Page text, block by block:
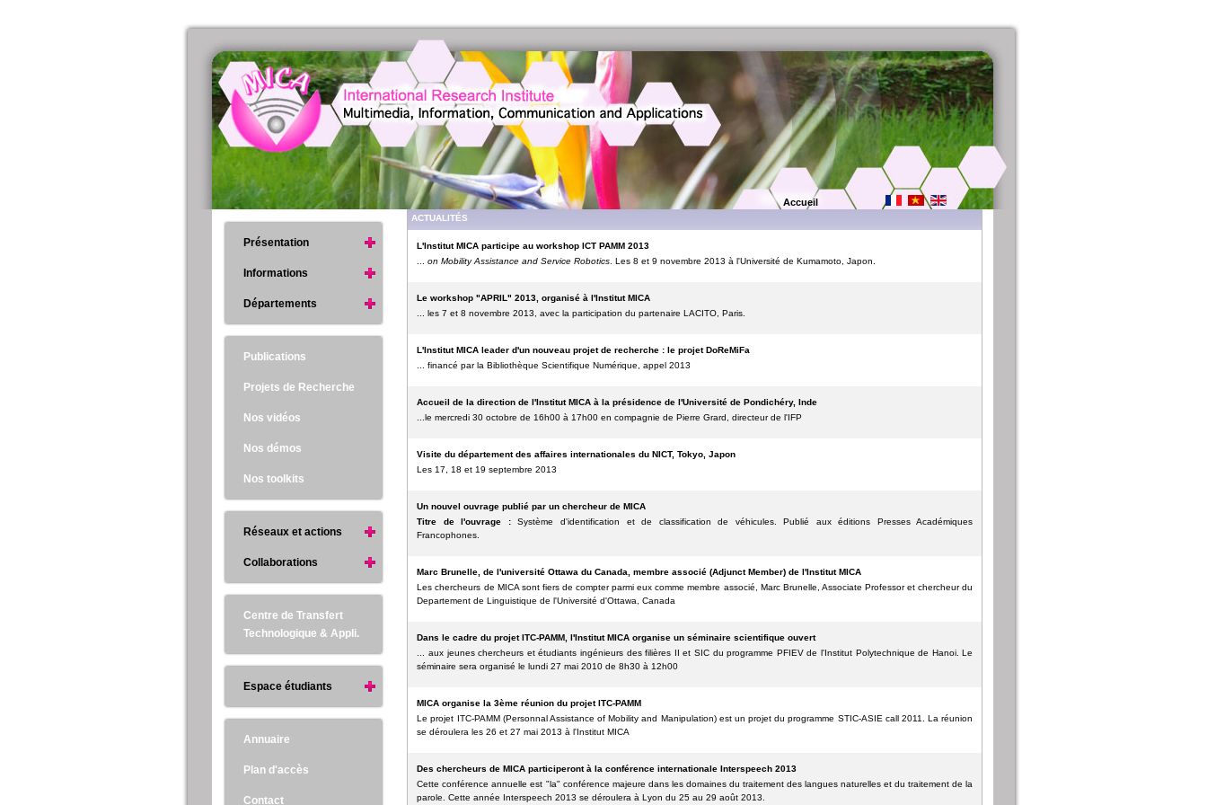
Accueil
ACTUALITÉS
L'Institut MICA participe au workshop ICT PAMM 2013
...on Mobility Assistance and Service Robotics . Les 8 et 9 novembre 2013 à l'Université de Kumamoto, Japon.
Le workshop "APRIL" 2013, organisé à l'Institut MICA
... les 7 et 8 novembre 2013, avec la participation du partenaire LACITO, Paris.
L'Institut MICA leader d'un nouveau projet de recherche : le projet DoReMiFa
... financé par la Bibliothèque Scientifique Numérique, appel 2013
Accueil de la direction de l'Institut MICA à la présidence de l'Université de Pondichéry, Inde
...le mercredi 30 octobre de 16h00 à 17h00 en compagnie de Pierre Grard, directeur de l'IFP
Visite du département des affaires internationales du NICT, Tokyo, Japon
Les 17, 18 et 19 septembre 2013
Un nouvel ouvrage publié par un chercheur de MICA
Titre de l'ouvrage :Système d'identification et de classification de véhicules. Publié aux éditions Presses Académiques
Francophones.
Marc Brunelle, de l'université Ottawa du Canada, membre associé (Adjunct Member) de l'Institut MICA
Les chercheurs de MICA sont fiers de compter parmi eux comme membre associé, Marc Brunelle, Associate Professor et chercheur du
Departement de Linguistique de l'Université d'Ottawa, Canada
Dans le cadre du projet ITC-PAMM, l'Institut MICA organise un séminaire scientifique ouvert
... aux jeunes chercheurs et étudiants ingénieurs des filières II et SIC du programme PFIEV de l'Institut Polytechnique de Hanoi. Le
séminaire sera organisé le lundi 27 mai 2010 de 8h30 à 12h00
MICA organise la 3ème réunion du projet ITC-PAMM
Le projet ITC-PAMM (Personnal Assistance of Mobility and Manipulation) est un projet du programme STIC-ASIE call 2011. La réunion
se déroulera les 26 et 27 mai 2013 à l'Institut MICA
Des chercheurs de MICA participeront à la conférence internationale Interspeech 2013
Cette conférence annuelle est "la" conférence majeure dans les domaines du traitement des langues naturelles et du traitement de la
parole. Cette année Interspeech 2013 se déroulera à Lyon du 25 au 29 août 2013.
Présentation
Informations
Départements
Publications
Projets de Recherche
Nos vidéos
Nos démos
Nos toolkits
Réseaux et actions
Collaborations
Centre de Transfert
Technologique & Appli.
Espace étudiants
Annuaire
Plan d'accès
Contact